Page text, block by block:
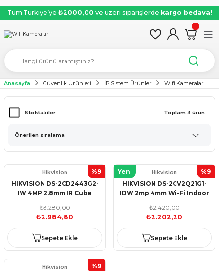
Tüm Türkiye’ye ₺2000,00 ve üzeri siparişlerde kargo bedava!
Anasayfa Güvenlik Ürünleri İP Sistem Ürünler Wifi Kameralar
Stoktakiler Toplam 3 ürün
%9
Hikvision
HIKVISION DS-2CD2443G2-
IW 4MP 2.8mm IR Cube
₺3.280,00
₺2.984,80
Sepete Ekle
Yeni %9
Hikvision
HIKVISION DS-2CV2Q21G1-
IDW 2mp 4mm Wi-Fi Indoor
₺2.420,00
₺2.202,20
Sepete Ekle
%9
Hikvision